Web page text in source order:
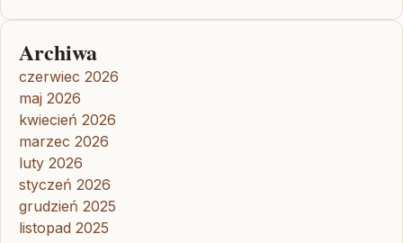
Archiwa
czerwiec 2026
maj 2026
kwiecień 2026
marzec 2026
luty 2026
styczeń 2026
grudzień 2025
listopad 2025